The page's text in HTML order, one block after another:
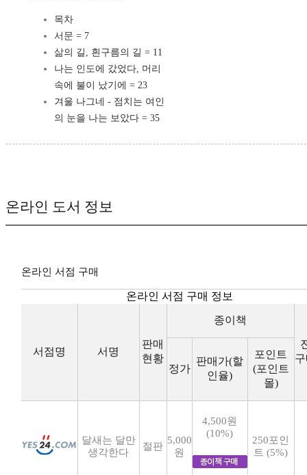
목차
서문 = 7
삶의 길, 흰구름의 길 = 11
나는 인도에 갔었다, 머리
속에 불이 났기에 = 23
겨울 나그네 - 점치는 여인
의 눈을 나는 보았다 = 35
온라인 도서 정보
온라인 서점 구매
온라인 서점 구매 정보
서점명 서명
판매
현황
종이책
정가
판매가(할
인율)
포인트
(포인트
몰)
달새는 달만
생각한다
절판
5,000
원
4,500원
(10%)
250포인
트 (5%)